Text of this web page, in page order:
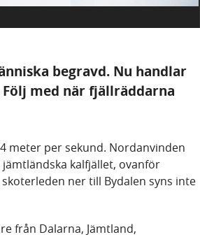
begravd. Nu handlar
med när fjällräddarna
meter per sekund. Nordanvinden
kalfjället, ovanför
ner till Bydalen syns inte
från Dalarna, Jämtland,